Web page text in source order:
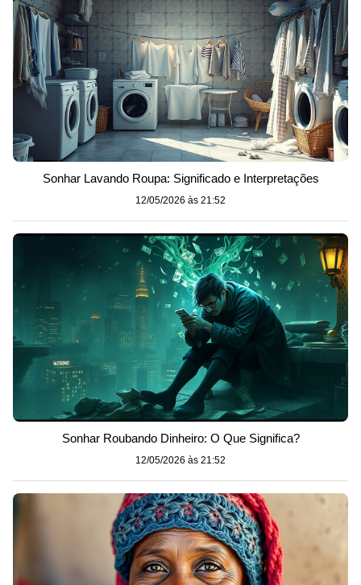
Sonhar Lavando Roupa: Significado e Interpretações
12/05/2026 às 21:52
Sonhar Roubando Dinheiro: O Que Significa?
12/05/2026 às 21:52